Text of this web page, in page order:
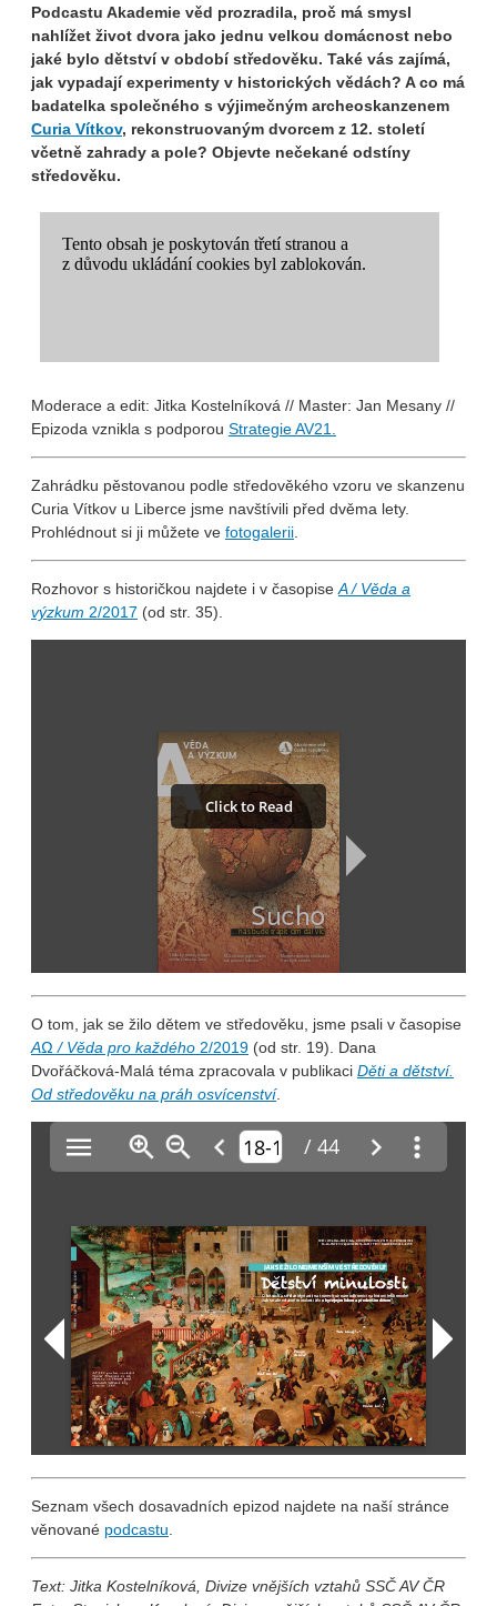
Podcastu Akademie věd prozradila, proč má smysl
nahlížet život dvora jako jednu velkou domácnost nebo
jaké bylo dětství v období středověku. Také vás zajímá,
jak vypadají experimenty v historických vědách? A co má
badatelka společného s výjimečným archeoskanzenem
Curia Vítkov, rekonstruovaným dvorcem z 12. století
včetně zahrady a pole? Objevte nečekané odstíny
středověku.
Moderace a edit: Jitka Kostelníková // Master: Jan Mesany //
Epizoda vznikla s podporou Strategie AV21.
Zahrádku pěstovanou podle středověkého vzoru ve skanzenu
Curia Vítkov u Liberce jsme navštívili před dvěma lety.
Prohlédnout si ji můžete ve fotogalerii.
Rozhovor s historičkou najdete i v časopiseA / Věda a
výzkum 2/2017 (od str. 35).
O tom, jak se žilo dětem ve středověku, jsme psali v časopise
AΩ / Věda pro každého 2/2019 (od str. 19). Dana
Dvořáčková-Malá téma zpracovala v publikaci Děti a dětství.
Od středověku na práh osvícenství.
Seznam všech dosavadních epizod najdete na naší stránce
věnované podcastu.
Text: Jitka Kostelníková, Divize vnějších vztahů SSČ AV ČR